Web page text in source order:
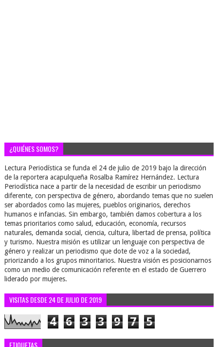
¿QUIÉNES SOMOS?
Lectura Periodística se funda el 24 de julio de 2019 bajo la dirección
de la reportera acapulqueña Rosalba Ramírez Hernández. Lectura
Periodística nace a partir de la necesidad de escribir un periodismo
diferente, con perspectiva de género, abordando temas que no suelen
ser abordados como las mujeres, pueblos originarios, derechos
humanos e infancias. Sin embargo, también damos cobertura a los
temas prioritarios como salud, educación, economía, recursos
naturales, demanda social, ciencia, cultura, libertad de prensa, política
y turismo. Nuestra misión es utilizar un lenguaje con perspectiva de
género y realizar un periodismo que dote de voz a la sociedad,
priorizando a los grupos minoritarios. Nuestra visión es posicionarnos
como un medio de comunicación referente en el estado de Guerrero
liderado por mujeres.
VISITAS DESDE 24 DE JULIO DE 2019
4 6 3 3 9 7 5
ETIQUETAS